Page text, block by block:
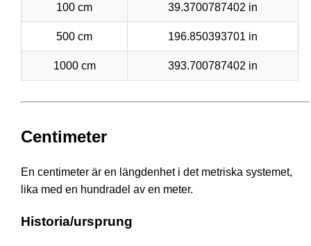
100 cm 39.3700787402 in
500 cm 196.850393701 in
1000 cm 393.700787402 in
Centimeter
En centimeter är en längdenhet i det metriska systemet,
lika med en hundradel av en meter.
Historia/ursprung